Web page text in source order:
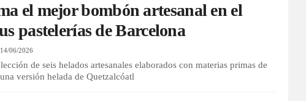
el mejor bombón artesanal en el
pastelerías de Barcelona
14/06/2026
de seis helados artesanales elaborados con materias primas de
versión helada de Quetzalcóatl